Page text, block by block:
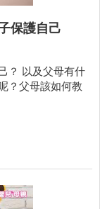
保護自己
？ 以及父母有什
？父母該如何教